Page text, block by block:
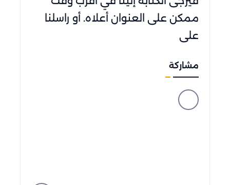
ممكن على العنوان أعلاه. أو راسلنا
على
مشاركة
facebook
messenger
whatsapp